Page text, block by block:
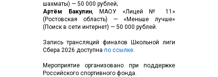
шахматы) — 50 000 рублей;
Артём Бакулин, МАОУ «Лицей № 11»
(Ростовская область) — «Меньше лучше»
(Поиск в сети интернет) — 50 000 рублей.
Запись трансляций финалов Школьной лиги
Сбера 2026 доступна по ссылке.
Мероприятие организовано при поддержке
Российского спортивного фонда.